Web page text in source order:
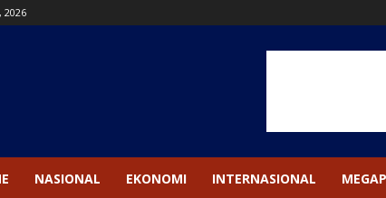
2026
NASIONAL EKONOMI INTERNASIONAL